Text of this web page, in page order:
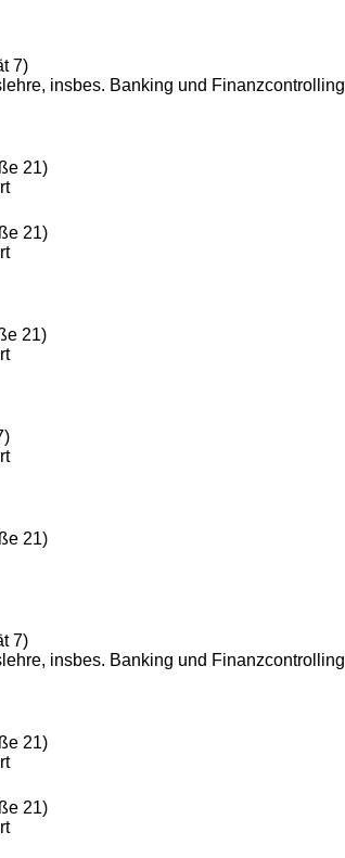
7)
insbes. Banking und Finanzcontrolling
21)
21)
21)
21)
7)
insbes. Banking und Finanzcontrolling
21)
21)